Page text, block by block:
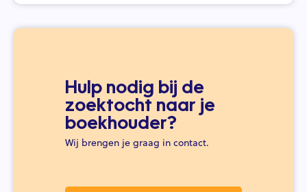
Hulp nodig bij de
zoektocht naar je
boekhouder?
Wij brengen je graag in contact.